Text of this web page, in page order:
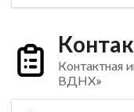
Контактная
ВДНХ»